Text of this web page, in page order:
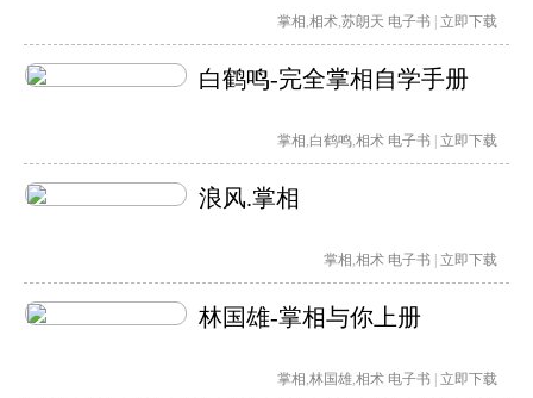
掌相,相术,苏朗天 电子书 立即下载
白鹤鸣-完全掌相自学手册
掌相,白鹤鸣,相术 电子书 立即下载
浪风.掌相
掌相,相术 电子书 立即下载
林国雄-掌相与你上册
掌相,林国雄,相术 电子书 立即下载